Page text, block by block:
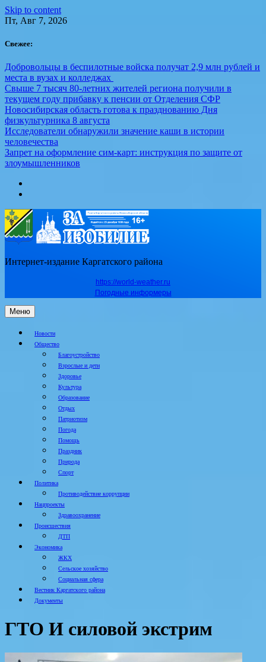
Skip to content
Пт, Авг 7, 2026
Свежее:
Добровольцы в беспилотные войска получат 2,9 млн рублей и
места в вузах и колледжах
Свыше 7 тысяч 80-летних жителей региона получили в
текущем году прибавку к пенсии от Отделения СФР
Новосибирская область готова к празднованию Дня
физкультурника 8 августа
Исследователи обнаружили значение каши в истории
человечества
Запрет на оформление сим-карт: инструкция по защите от
злоумышленников
Интернет-издание Каргатского района
https://world-weather.ru
Погодные информеры
Меню
Новости
Общество
Благоустройство
Взрослые и дети
Здоровье
Культура
Образование
Отдых
Патриотизм
Погода
Помощь
Праздник
Природа
Спорт
Политика
Противодействие коррупции
Нацпроекты
Здравоохранение
Происшествия
ДТП
Экономика
ЖКХ
Сельское хозяйство
Социальная сфера
Вестник Каргатского района
Документы
ГТО И силовой экстрим